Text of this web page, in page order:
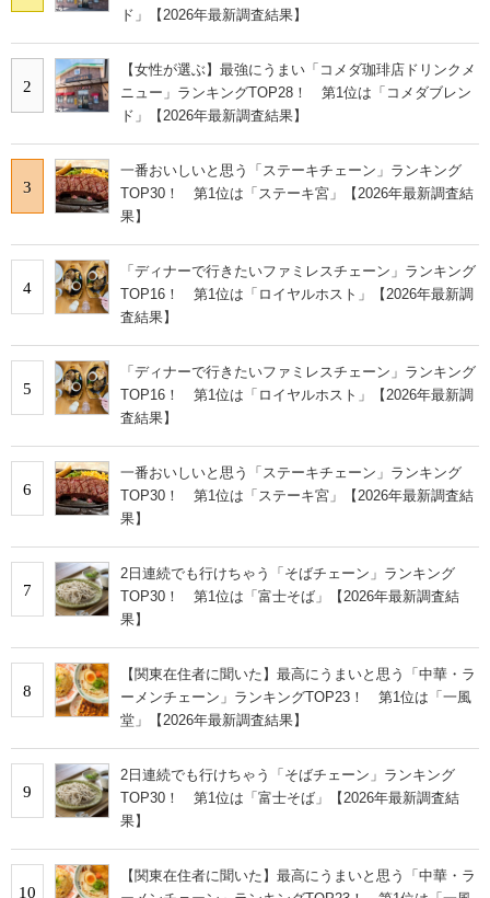
ド」【2026年最新調査結果】
2
【女性が選ぶ】最強にうまい「コメダ珈琲店ドリンクメ
ニュー」ランキングTOP28！ 第1位は「コメダブレン
ド」【2026年最新調査結果】
3
一番おいしいと思う「ステーキチェーン」ランキング
TOP30！ 第1位は「ステーキ宮」【2026年最新調査結
果】
4
「ディナーで行きたいファミレスチェーン」ランキング
TOP16！ 第1位は「ロイヤルホスト」【2026年最新調
査結果】
5
「ディナーで行きたいファミレスチェーン」ランキング
TOP16！ 第1位は「ロイヤルホスト」【2026年最新調
査結果】
6
一番おいしいと思う「ステーキチェーン」ランキング
TOP30！ 第1位は「ステーキ宮」【2026年最新調査結
果】
7
2日連続でも行けちゃう「そばチェーン」ランキング
TOP30！ 第1位は「富士そば」【2026年最新調査結
果】
8
【関東在住者に聞いた】最高にうまいと思う「中華・ラ
ーメンチェーン」ランキングTOP23！ 第1位は「一風
堂」【2026年最新調査結果】
9
2日連続でも行けちゃう「そばチェーン」ランキング
TOP30！ 第1位は「富士そば」【2026年最新調査結
果】
10
【関東在住者に聞いた】最高にうまいと思う「中華・ラ